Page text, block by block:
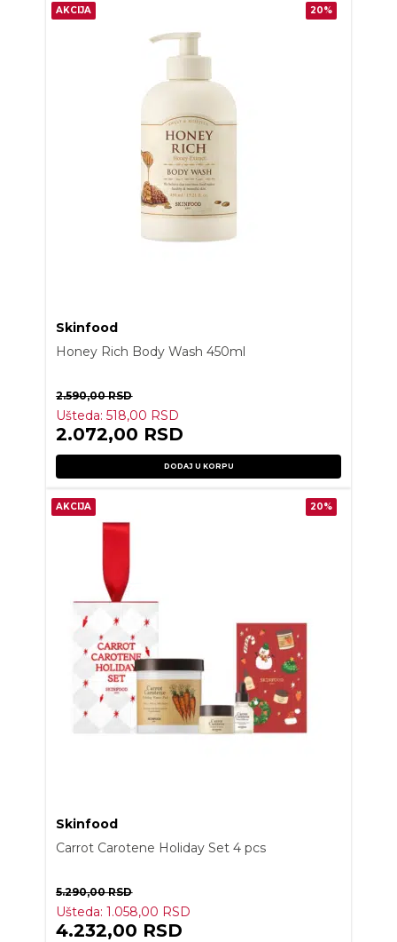
AKCIJA 20%
Skinfood
Honey Rich Body Wash 450ml
2.590,00RSD
Ušteda:518,00 RSD
2.072,00 RSD
DODAJ U KORPU
AKCIJA 20%
Skinfood
Carrot Carotene Holiday Set 4 pcs
5.290,00RSD
Ušteda:1.058,00 RSD
4.232,00 RSD